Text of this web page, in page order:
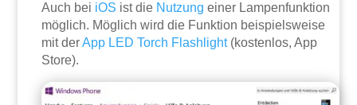
Auch bei iOS ist die Nutzung einer Lampenfunktion
möglich. Möglich wird die Funktion beispielsweise
mit derApp LED Torch Flashlight(kostenlos, App
Store).